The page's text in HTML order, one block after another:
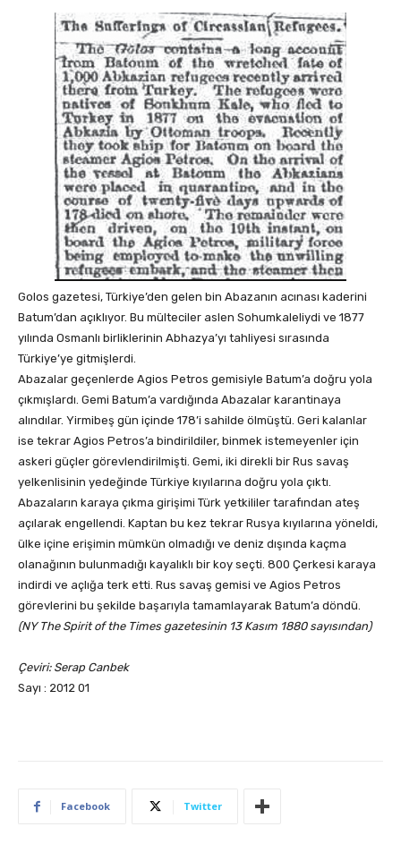
Golos gazetesi, Türkiye’den gelen bin Abazanın acınası kaderini
Batum’dan açıklıyor. Bu mülteciler aslen Sohumkaleliydi ve 1877
yılında Osmanlı birliklerinin Abhazya’yı tahliyesi sırasında
Türkiye’ye gitmişlerdi.
Abazalar geçenlerde Agios Petros gemisiyle Batum’a doğru yola
çıkmışlardı. Gemi Batum’a vardığında Abazalar karantinaya
alındılar. Yirmibeş gün içinde 178’i sahilde ölmüştü. Geri kalanlar
ise tekrar Agios Petros’a bindirildiler, binmek istemeyenler için
askeri güçler görevlendirilmişti. Gemi, iki direkli bir Rus savaş
yelkenlisinin yedeğinde Türkiye kıyılarına doğru yola çıktı.
Abazaların karaya çıkma girişimi Türk yetkililer tarafından ateş
açılarak engellendi. Kaptan bu kez tekrar Rusya kıyılarına yöneldi,
ülke içine erişimin mümkün olmadığı ve deniz dışında kaçma
olanağının bulunmadığı kayalıklı bir koy seçti. 800 Çerkesi karaya
indirdi ve açlığa terk etti. Rus savaş gemisi ve Agios Petros
görevlerini bu şekilde başarıyla tamamlayarak Batum’a döndü.
(NY The Spirit of the Times gazetesinin 13 Kasım 1880 sayısından)
Çeviri: Serap Canbek
Sayı : 2012 01
Facebook Twitter